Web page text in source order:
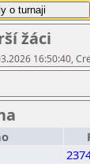
žáci
16:50:40,